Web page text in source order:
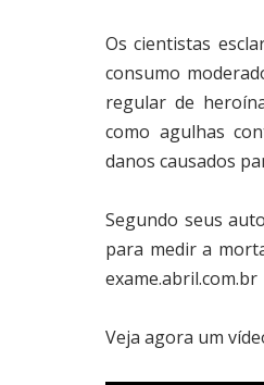
Os cientistas
consumo
regular de
como agulhas
danos causados
Segundo seus
para medir a
exame.abril.com.br
Veja agora um